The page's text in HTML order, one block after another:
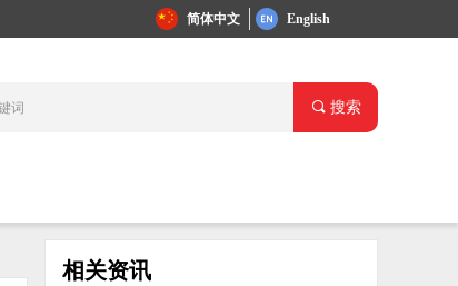
简体中文 English
끠 搜索
相关资讯